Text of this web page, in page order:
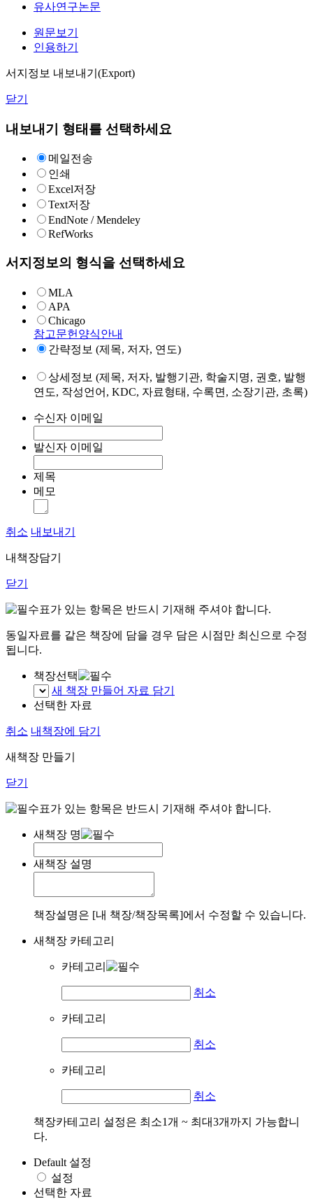
유사연구논문
원문보기
인용하기
서지정보 내보내기(Export)
닫기
내보내기 형태를 선택하세요
메일전송
인쇄
Excel저장
Text저장
EndNote / Mendeley
RefWorks
서지정보의 형식을 선택하세요
MLA
APA
Chicago
참고문헌양식안내
간략정보 (제목, 저자, 연도)
상세정보 (제목, 저자, 발행기관, 학술지명, 권호, 발행
연도, 작성언어, KDC, 자료형태, 수록면, 소장기관, 초록)
수신자 이메일
발신자 이메일
제목
메모
취소 내보내기
내책장담기
닫기
표가 있는 항목은 반드시 기재해 주셔야 합니다.
동일자료를 같은 책장에 담을 경우 담은 시점만 최신으로 수정
됩니다.
책장선택
새 책장 만들어 자료 담기
선택한 자료
취소 내책장에 담기
새책장 만들기
닫기
표가 있는 항목은 반드시 기재해 주셔야 합니다.
새책장 명
새책장 설명
책장설명은 [내 책장/책장목록]에서 수정할 수 있습니다.
새책장 카테고리
카테고리
취소
카테고리
취소
카테고리
취소
책장카테고리 설정은 최소1개 ~ 최대3개까지 가능합니
다.
Default 설정
설정
선택한 자료